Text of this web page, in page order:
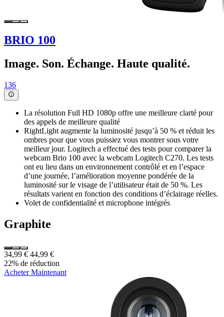
BRIO 100
Image. Son. Échange. Haute qualité.
136
La résolution Full HD 1080p offre une meilleure clarté pour
des appels de meilleure qualité
RightLight augmente la luminosité jusqu’à 50 % et réduit les
ombres pour que vous puissiez vous montrer sous votre
meilleur jour. Logitech a effectué des tests pour comparer la
webcam Brio 100 avec la webcam Logitech C270. Les tests
ont eu lieu dans un environnement contrôlé et en l’espace
d’une journée, l’amélioration moyenne pondérée de la
luminosité sur le visage de l’utilisateur était de 50 %. Les
résultats varient en fonction des conditions d’éclairage réelles.
Volet de confidentialité et microphone intégrés
Graphite
34,99 € 44,99 €
22% de réduction
Acheter Maintenant